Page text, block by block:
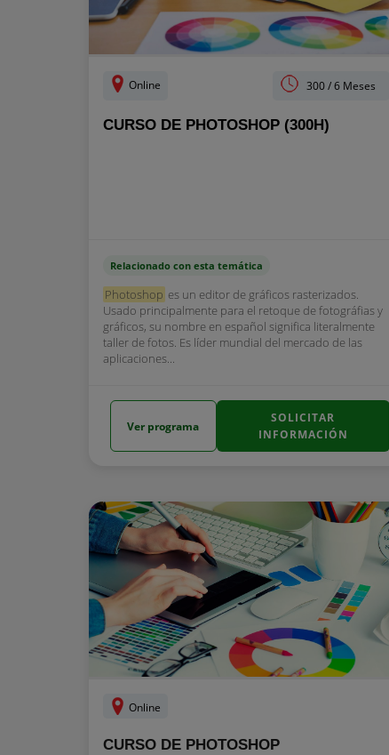
Online 300 / 6 Meses
CURSO DE PHOTOSHOP (300H)
Relacionado con esta temática
Photoshop es un editor de gráficos rasterizados.
Usado principalmente para el retoque de fotográfias y
gráficos, su nombre en español significa literalmente
taller de fotos. Es líder mundial del mercado de las
aplicaciones...
Ver programa
SOLICITAR
INFORMACIÓN
Online
CURSO DE PHOTOSHOP